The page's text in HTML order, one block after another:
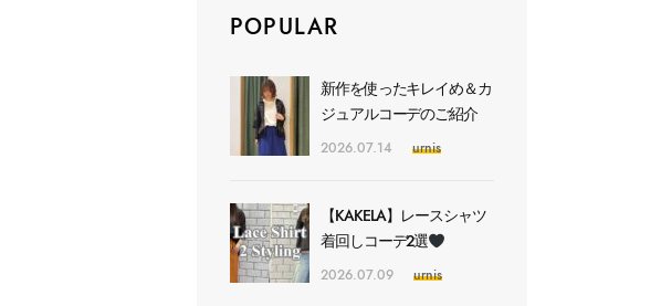
POPULAR
新作を使ったキレイめ＆カ
ジュアルコーデのご紹介
2026.07.14 urnis
【KAKELA】レースシャツ
着回しコーデ2選
2026.07.09 urnis